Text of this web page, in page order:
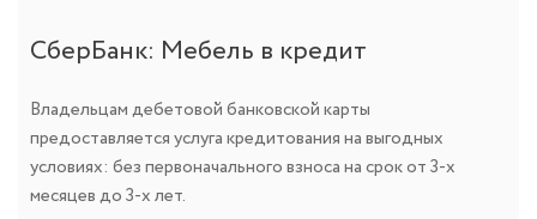
СберБанк: Мебель в кредит
Владельцам дебетовой банковской карты
предоставляется услуга кредитования на выгодных
условиях: без первоначального взноса на срок от 3-х
месяцев до 3-х лет.